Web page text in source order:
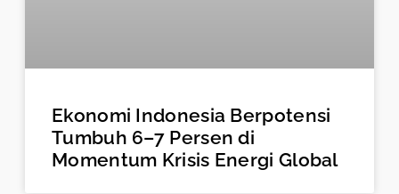
Ekonomi Indonesia Berpotensi
Tumbuh 6–7 Persen di
Momentum Krisis Energi Global